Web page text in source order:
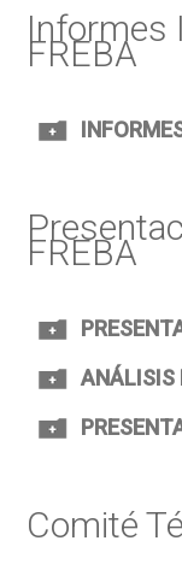
Informes
FREBA
FREBA
ANÁLISIS
Comité